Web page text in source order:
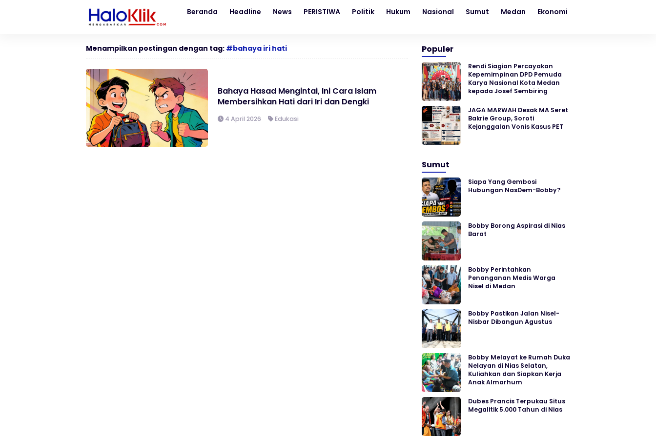
Beranda Headline News PERISTIWA Politik Hukum Nasional Sumut Medan Ekonomi
Menampilkan postingan dengan tag: #bahaya iri hati
Bahaya Hasad Mengintai, Ini Cara Islam
Membersihkan Hati dari Iri dan Dengki
4 April 2026 Edukasi
Populer
Rendi Siagian Percayakan
Kepemimpinan DPD Pemuda
Karya Nasional Kota Medan
kepada Josef Sembiring
JAGA MARWAH Desak MA Seret
Bakrie Group, Soroti
Kejanggalan Vonis Kasus PET
Sumut
Siapa Yang Gembosi
Hubungan NasDem-Bobby?
Bobby Borong Aspirasi di Nias
Barat
Bobby Perintahkan
Penanganan Medis Warga
Nisel di Medan
Bobby Pastikan Jalan Nisel-
Nisbar Dibangun Agustus
Bobby Melayat ke Rumah Duka
Nelayan di Nias Selatan,
Kuliahkan dan Siapkan Kerja
Anak Almarhum
Dubes Prancis Terpukau Situs
Megalitik 5.000 Tahun di Nias